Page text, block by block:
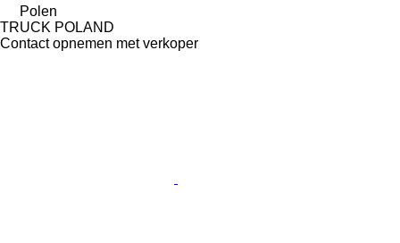
Polen
TRUCK POLAND
Contact opnemen met verkoper